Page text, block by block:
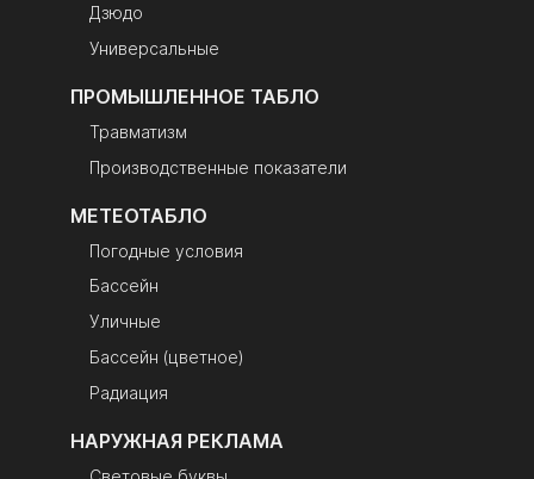
Дзюдо
Универсальные
ПРОМЫШЛЕННОЕ ТАБЛО
Травматизм
Производственные показатели
МЕТЕОТАБЛО
Погодные условия
Бассейн
Уличные
Бассейн (цветное)
Радиация
НАРУЖНАЯ РЕКЛАМА